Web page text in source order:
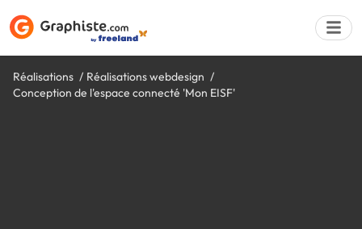
Réalisations
Réalisations webdesign
Conception de l'espace connecté 'Mon EISF'